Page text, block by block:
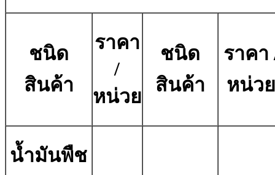
ชนิด
สินค้า
ราคา
/
หน่วย
ชนิด
สินค้า
ราคา
หน่ว
น้ำมันพืช